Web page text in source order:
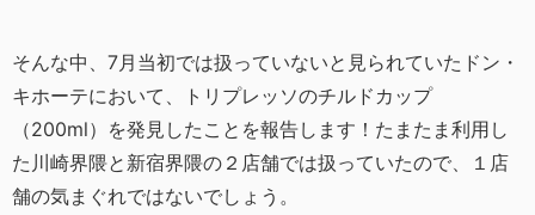
そんな中、7月当初では扱っていないと見られていたドン・
キホーテにおいて、トリプレッソのチルドカップ
（200ml）を発見したことを報告します！たまたま利用し
た川崎界隈と新宿界隈の２店舗では扱っていたので、１店
舗の気まぐれではないでしょう。